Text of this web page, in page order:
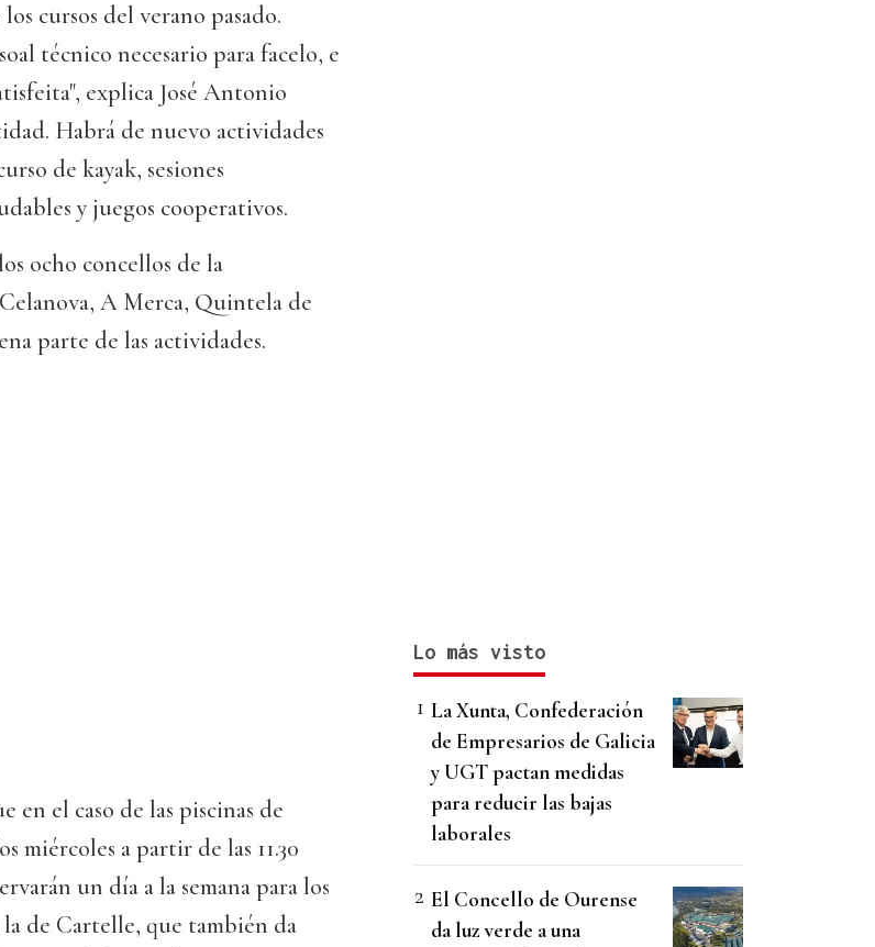
cursos del verano pasado.
técnico necesario para facelo, e
explica José Antonio
Habrá de nuevo actividades
de kayak, sesiones
y juegos cooperativos.
ocho concellos de la
A Merca, Quintela de
parte de las actividades.
en el caso de las piscinas de
miércoles a partir de las 11.30
un día a la semana para los
de Cartelle, que también da
Lo más visto
La Xunta, Confederación
de Empresarios de Galicia
y UGT pactan medidas
para reducir las bajas
laborales
El Concello de Ourense
da luz verde a una